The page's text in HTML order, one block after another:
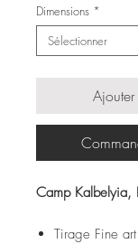
Dimensions *
Camp Kalbelyia,
Tirage Fine